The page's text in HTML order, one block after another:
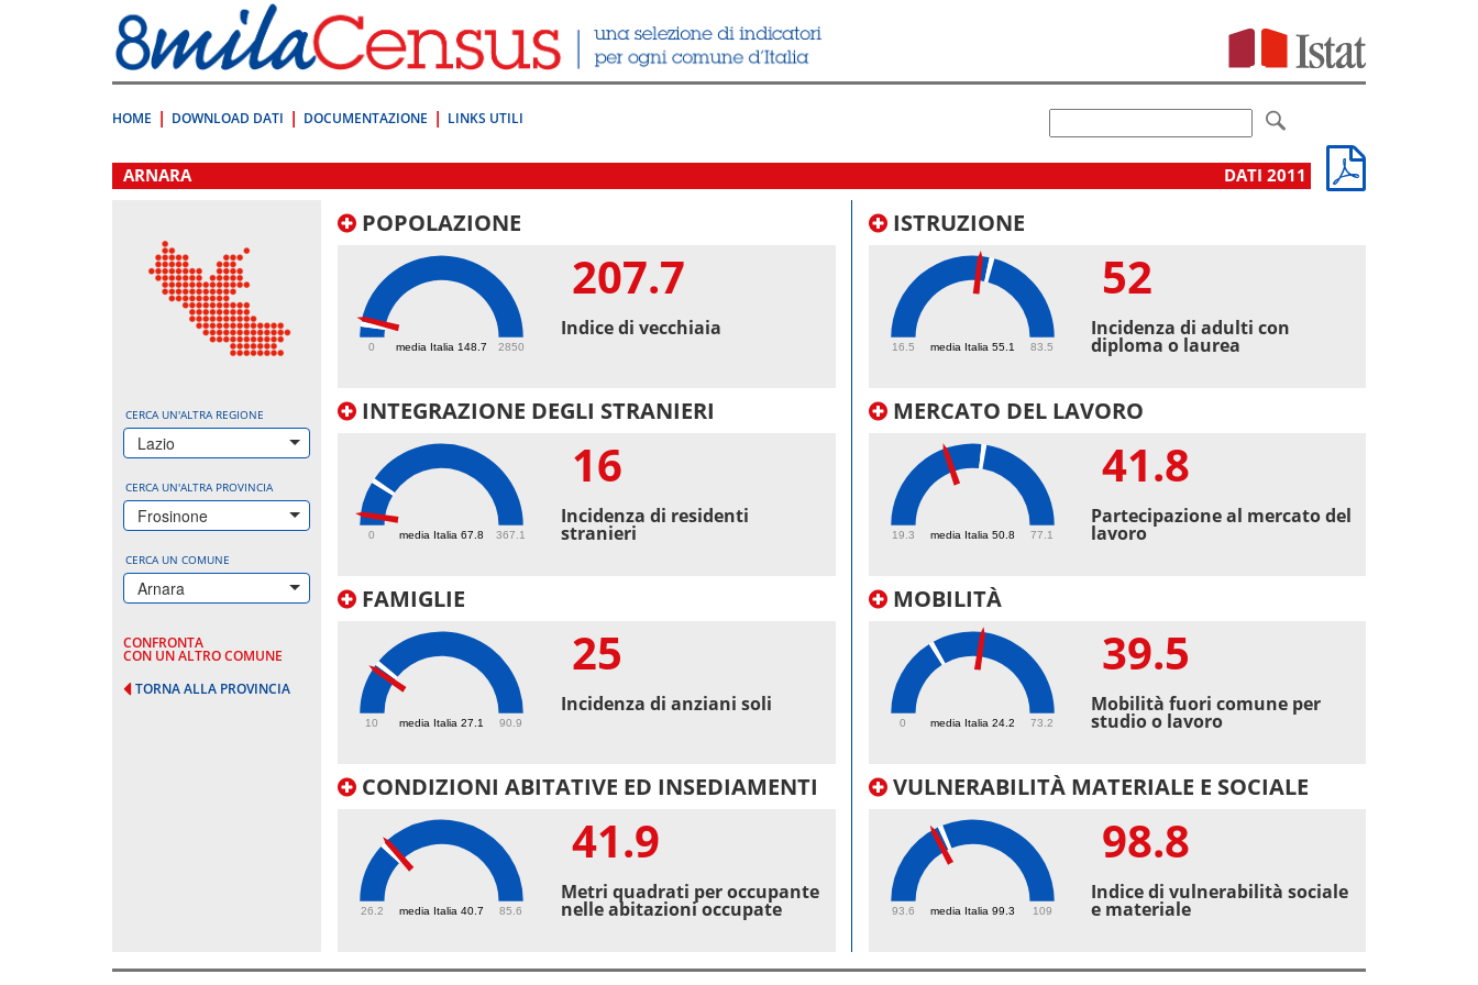
direttamente
a:
Contenuto
HOME DOWNLOAD DATI DOCUMENTAZIONE LINKS UTILI
.
ARNARA DATI 2011
CERCA UN'ALTRA REGIONE
Lazio
CERCA UN'ALTRA PROVINCIA
Frosinone
CERCA UN COMUNE
Arnara
CONFRONTA
CON UN ALTRO COMUNE
TORNA ALLA PROVINCIA
POPOLAZIONE
media Italia 148.7
0 2850
207.7
Indice di vecchiaia
INTEGRAZIONE DEGLI STRANIERI
media Italia 67.8
0 367.1
16
Incidenza di residenti
stranieri
FAMIGLIE
media Italia 27.1
10 90.9
25
Incidenza di anziani soli
CONDIZIONI ABITATIVE ED INSEDIAMENTI
media Italia 40.7
26.2 85.6
41.9
Metri quadrati per occupante
nelle abitazioni occupate
ISTRUZIONE
media Italia 55.1
16.5 83.5
52
Incidenza di adulti con
diploma o laurea
MERCATO DEL LAVORO
media Italia 50.8
19.3 77.1
41.8
Partecipazione al mercato del
lavoro
MOBILITÀ
media Italia 24.2
0 73.2
39.5
Mobilità fuori comune per
studio o lavoro
VULNERABILITÀ MATERIALE E SOCIALE
media Italia 99.3
93.6 109
98.8
Indice di vulnerabilità sociale
e materiale